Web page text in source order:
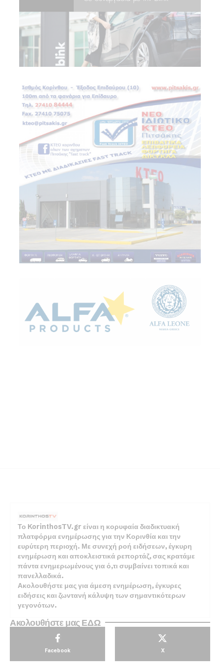
Το KorinthosTV.gr είναι η κορυφαία διαδικτυακή
πλατφόρμα ενημέρωσης για την Κορινθία και την
ευρύτερη περιοχή. Με συνεχή ροή ειδήσεων, έγκυρη
ενημέρωση και αποκλειστικά ρεπορτάζ, σας κρατάμε
πάντα ενημερωμένους για ό,τι συμβαίνει τοπικά και
πανελλαδικά.
Ακολουθήστε μας για άμεση ενημέρωση, έγκυρες
ειδήσεις και ζωντανή κάλυψη των σημαντικότερων
γεγονότων.
Ακολουθήστε μας ΕΔΩ
Facebook X